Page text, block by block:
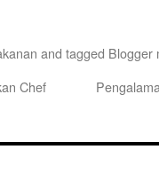
and tagged Blogger
Chef